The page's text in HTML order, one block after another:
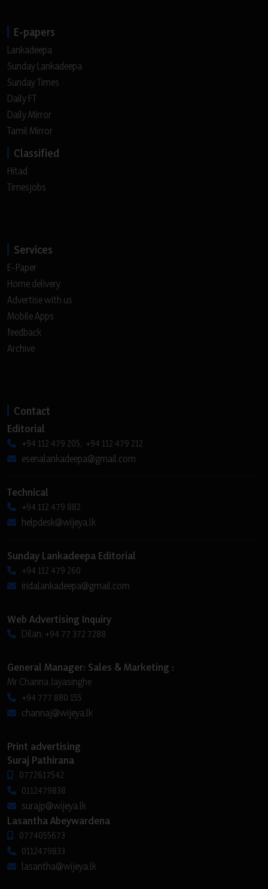
E-papers
Lankadeepa
Sunday Lankadeepa
Sunday Times
Daily FT
Daily Mirror
Tamil Mirror
Classified
Hitad
Timesjobs
Services
E-Paper
Home delivery
Advertise with us
Mobile Apps
feedback
Archive
Contact
Editorial
+94 112 479 205, +94 112 479 212
esenalankadeepa@gmail.com
Technical
+94 112 479 882
helpdesk@wijeya.lk
Sunday Lankadeepa Editorial
+94 112 479 260
iridalankadeepa@gmail.com
Web Advertising Inquiry
Dilan: +94 77 372 7288
General Manager: Sales & Marketing :
Mr Channa Jayasinghe
+94 777 880 155
channaj@wijeya.lk
Print advertising
Suraj Pathirana
0772617542
0112479838
surajp@wijeya.lk
Lasantha Abeywardena
0774055673
0112479833
lasantha@wijeya.lk